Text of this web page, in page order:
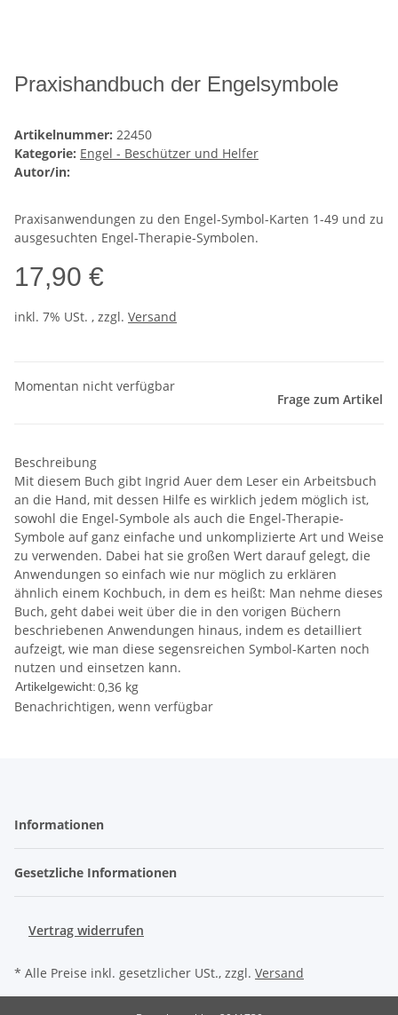
Praxishandbuch der Engelsymbole
Artikelnummer: 22450
Kategorie: Engel - Beschützer und Helfer
Autor/in:
Praxisanwendungen zu den Engel-Symbol-Karten 1-49 und zu
ausgesuchten Engel-Therapie-Symbolen.
17,90 €
inkl. 7% USt. , zzgl. Versand
Momentan nicht verfügbar
Frage zum Artikel
Beschreibung
Mit diesem Buch gibt Ingrid Auer dem Leser ein Arbeitsbuch
an die Hand, mit dessen Hilfe es wirklich jedem möglich ist,
sowohl die Engel-Symbole als auch die Engel-Therapie-
Symbole auf ganz einfache und unkomplizierte Art und Weise
zu verwenden. Dabei hat sie großen Wert darauf gelegt, die
Anwendungen so einfach wie nur möglich zu erklären
ähnlich einem Kochbuch, in dem es heißt: Man nehme dieses
Buch, geht dabei weit über die in den vorigen Büchern
beschriebenen Anwendungen hinaus, indem es detailliert
aufzeigt, wie man diese segensreichen Symbol-Karten noch
nutzen und einsetzen kann.
Artikelgewicht:0,36 kg
Benachrichtigen, wenn verfügbar
Informationen
Gesetzliche Informationen
Vertrag widerrufen
* Alle Preise inkl. gesetzlicher USt., zzgl. Versand